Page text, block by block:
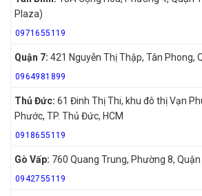
Plaza)
0971655119
Quận 7: 421 Nguyễn Thị Thập, Tân Phong,
0964981899
Thủ Đức: 61 Đinh Thị Thi, khu đô thị Vạn
Phước, TP. Thủ Đức, HCM
0918655119
Gò Vấp: 760 Quang Trung, Phường 8, Quận
0942755119